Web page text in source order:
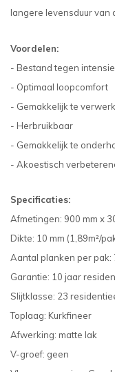
langere levensduur van
Voordelen:
- Bestand tegen
- Optimaal loopcomfort
- Gemakkelijk te
- Herbruikbaar
- Gemakkelijk te
- Akoestisch
Specificaties:
Afmetingen: 900 mm x
Dikte: 10 mm (1,89m²/
Aantal planken per pak:
Garantie: 10 jaar
Slijtklasse: 23
Toplaag: Kurkfineer
Afwerking: matte lak
V-groef: geen